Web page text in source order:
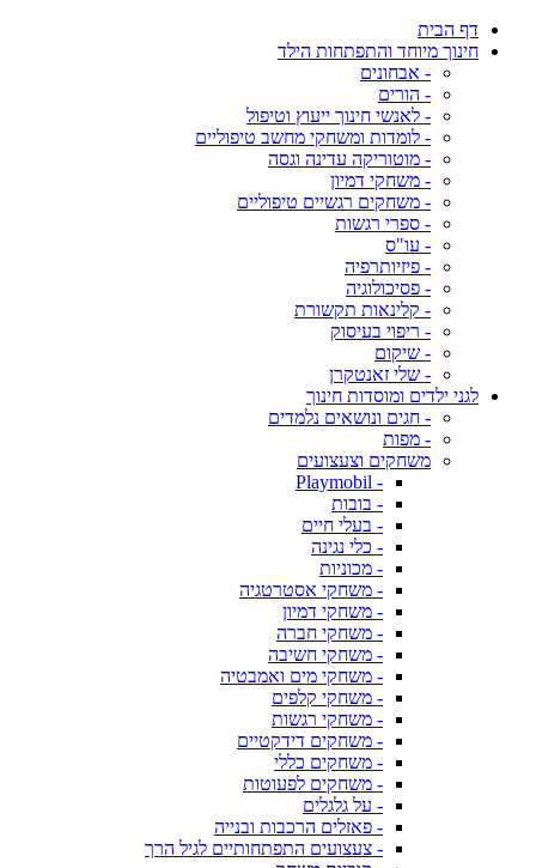
דף הבית
חינוך מיוחד והתפתחות הילד
- אבחונים
- הורים
- לאנשי חינוך ייעוץ וטיפול
- לומדות ומשחקי מחשב טיפוליים
- מוטוריקה עדינה וגסה
- משחקי דמיון
- משחקים רגשיים טיפוליים
- ספרי רגשות
- עו"ס
- פיזיותרפיה
- פסיכולוגיה
- קלינאות תקשורת
- ריפוי בעיסוק
- שיקום
- שלי זאנטקרן
לגני ילדים ומוסדות חינוך
- חגים ונושאים נלמדים
- מפות
משחקים וצעצועים
- Playmobil
- בובות
- בעלי חיים
- כלי נגינה
- מכוניות
- משחקי אסטרטגיה
- משחקי דמיון
- משחקי חברה
- משחקי חשיבה
- משחקי מים ואמבטיה
- משחקי קלפים
- משחקי רגשות
- משחקים דידקטיים
- משחקים כללי
- משחקים לפעוטות
- על גלגלים
- פאזלים הרכבות ובנייה
- צעצועים התפתחותיים לגיל הרך